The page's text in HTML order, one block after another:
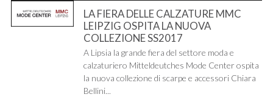
LA FIERA DELLE CALZATURE MMC
LEIPZIG OSPITA LA NUOVA
COLLEZIONE SS2017
A Lipsia la grande fiera del settore moda e
calzaturiero Mitteldeutches Mode Center ospita
la nuova collezione di scarpe e accessori Chiara
Bellini...